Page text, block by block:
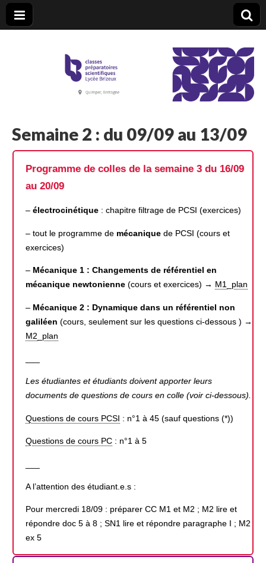
CPGE Brizeux
Semaine 2 : du 09/09 au 13/09
Programme de colles de la semaine 3 du 16/09
au 20/09
– électrocinétique : chapitre filtrage de PCSI (exercices)
– tout le programme de mécanique de PCSI (cours et
exercices)
– Mécanique 1 : Changements de référentiel en
mécanique newtonienne (cours et exercices) → M1_plan
– Mécanique 2 : Dynamique dans un référentiel non
galiléen (cours, seulement sur les questions ci-dessous ) →
M2_plan
Les étudiantes et étudiants doivent apporter leurs
documents de questions de cours en colle (voir ci-dessous).
Questions de cours PCSI : n°1 à 45 (sauf questions (*))
Questions de cours PC : n°1 à 5
A l’attention des étudiant.e.s :
Pour mercredi 18/09 : préparer CC M1 et M2 ; M2 lire et
répondre doc 5 à 8 ; SN1 lire et répondre paragraphe I ; M2
ex 5